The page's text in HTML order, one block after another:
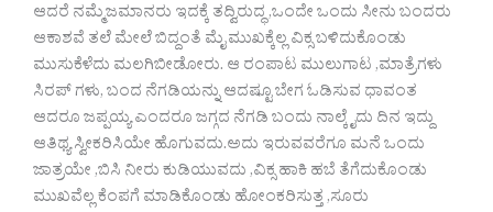
ಆದರೆ ನಮ್ಮೆಜಮಾನರು ಇದಕ್ಕೆ ತದ್ವಿರುದ್ಧ ,ಒಂದೇ ಒಂದು ಸೀನು ಬಂದರು
ಆಕಾಶವೆ ತಲೆ ಮೇಲೆ ಬಿದ್ದಂತೆ ಮೈ ಮುಖಕ್ಕೆಲ್ಲ ವಿಕ್ಸ ಬಳಿದುಕೊಂಡು
ಮುಸುಕೆಳೆದು ಮಲಗಿಬೀಡೋರು. ಆ ರಂಪಾಟ ಮುಲುಗಾಟ ,ಮಾತ್ರೆಗಳು
ಸಿರಪ್ ಗಳು, ಬಂದ ನೆಗಡಿಯನ್ನು ಆದಷ್ಟೂ ಬೇಗ ಓಡಿಸುವ ಧಾವಂತ
ಆದರೂ ಜಪ್ಪಯ್ಯ ಎಂದರೂ ಜಗ್ಗದ ನೆಗಡಿ ಬಂದು ನಾಲ್ಕೈದು ದಿನ ಇದ್ದು
ಆತಿಥ್ಯ ಸ್ವೀಕರಿಸಿಯೇ ಹೊಗುವದು.ಅದು ಇರುವವರೆಗೂ ಮನೆ ಒಂದು
ಜಾತ್ರಯೇ ,ಬಿಸಿ ನೀರು ಕುಡಿಯುವದು ,ವಿಕ್ಸ ಹಾಕಿ ಹಬೆ ತೆಗೆದುಕೊಂಡು
ಮುಖವೆಲ್ಲ ಕೆಂಪಗೆ ಮಾಡಿಕೊಂಡು ಹೋಂಕರಿಸುತ್ತ ,ಸೂರು